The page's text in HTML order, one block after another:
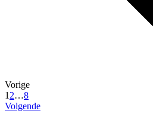
Vorige
1 2…8
Volgende